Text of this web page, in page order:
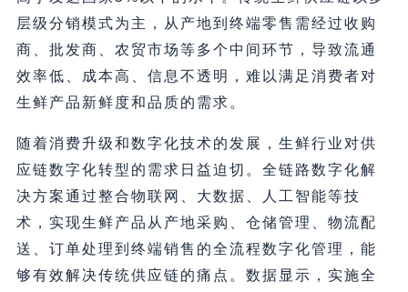
层级分销模式为主，从产地到终端零售需经过收购
商、批发商、农贸市场等多个中间环节，导致流通
效率低、成本高、信息不透明，难以满足消费者对
生鲜产品新鲜度和品质的需求。
随着消费升级和数字化技术的发展，生鲜行业对供
应链数字化转型的需求日益迫切。全链路数字化解
决方案通过整合物联网、大数据、人工智能等技
术，实现生鲜产品从产地采购、仓储管理、物流配
送、订单处理到终端销售的全流程数字化管理，能
够有效解决传统供应链的痛点。数据显示，实施全